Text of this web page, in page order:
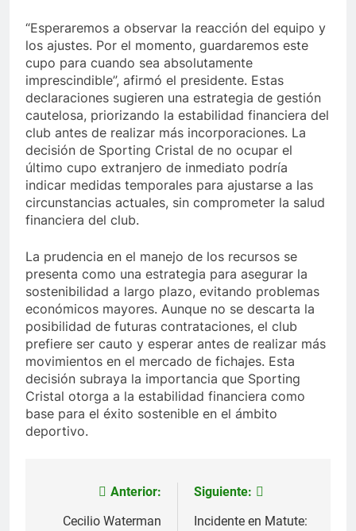
“Esperaremos a observar la reacción del equipo y
los ajustes. Por el momento, guardaremos este
cupo para cuando sea absolutamente
imprescindible”, afirmó el presidente. Estas
declaraciones sugieren una estrategia de gestión
cautelosa, priorizando la estabilidad financiera del
club antes de realizar más incorporaciones. La
decisión de Sporting Cristal de no ocupar el
último cupo extranjero de inmediato podría
indicar medidas temporales para ajustarse a las
circunstancias actuales, sin comprometer la salud
financiera del club.
La prudencia en el manejo de los recursos se
presenta como una estrategia para asegurar la
sostenibilidad a largo plazo, evitando problemas
económicos mayores. Aunque no se descarta la
posibilidad de futuras contrataciones, el club
prefiere ser cauto y esperar antes de realizar más
movimientos en el mercado de fichajes. Esta
decisión subraya la importancia que Sporting
Cristal otorga a la estabilidad financiera como
base para el éxito sostenible en el ámbito
deportivo.
Navegación
Anterior:
Cecilio Waterman
Siguiente:
Incidente en Matute: